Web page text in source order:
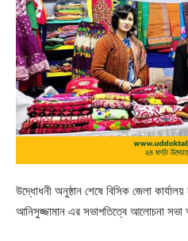
উদ্ধোধনী অনুষ্ঠান শেষে বিসিক জেলা
আনিসুজ্জামান এর সভাপতিত্বে আলোচনা সভা